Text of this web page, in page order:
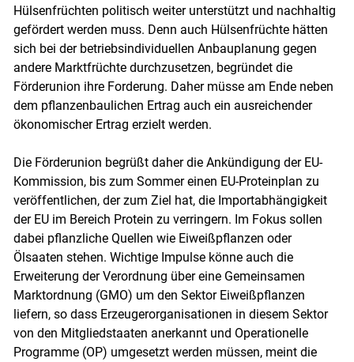
Hülsenfrüchten politisch weiter unterstützt und nachhaltig
gefördert werden muss. Denn auch Hülsenfrüchte hätten
sich bei der betriebsindividuellen Anbauplanung gegen
andere Marktfrüchte durchzusetzen, begründet die
Förderunion ihre Forderung. Daher müsse am Ende neben
dem pflanzenbaulichen Ertrag auch ein ausreichender
ökonomischer Ertrag erzielt werden.
Die Förderunion begrüßt daher die Ankündigung der EU-
Kommission, bis zum Sommer einen EU-Proteinplan zu
veröffentlichen, der zum Ziel hat, die Importabhängigkeit
der EU im Bereich Protein zu verringern. Im Fokus sollen
dabei pflanzliche Quellen wie Eiweißpflanzen oder
Ölsaaten stehen. Wichtige Impulse könne auch die
Erweiterung der Verordnung über eine Gemeinsamen
Marktordnung (GMO) um den Sektor Eiweißpflanzen
liefern, so dass Erzeugerorganisationen in diesem Sektor
von den Mitgliedstaaten anerkannt und Operationelle
Programme (OP) umgesetzt werden müssen, meint die